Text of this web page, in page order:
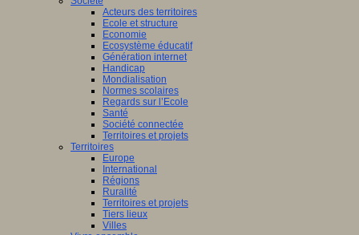
Acteurs des territoires
Ecole et structure
Economie
Ecosystème éducatif
Génération internet
Handicap
Mondialisation
Normes scolaires
Regards sur l’Ecole
Santé
Société connectée
Territoires et projets
Territoires
Europe
International
Régions
Ruralité
Territoires et projets
Tiers lieux
Villes